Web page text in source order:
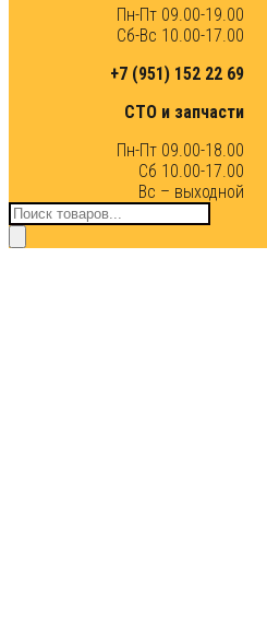
Пн-Пт 09.00-19.00
Сб-Вс 10.00-17.00
+7 (951) 152 22 69
СТО и запчасти
Пн-Пт 09.00-18.00
Сб 10.00-17.00
Вс – выходной
Поиск
товаров